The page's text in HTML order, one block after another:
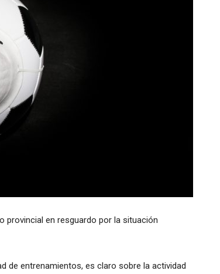
provincial en resguardo por la situación
de entrenamientos, es claro sobre la actividad